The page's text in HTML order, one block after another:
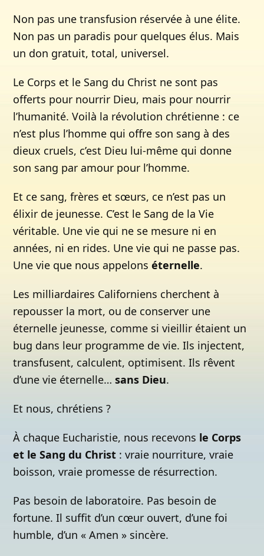
Non pas une transfusion réservée à une élite.
Non pas un paradis pour quelques élus. Mais
un don gratuit, total, universel.
Le Corps et le Sang du Christ ne sont pas
offerts pour nourrir Dieu, mais pour nourrir
l’humanité. Voilà la révolution chrétienne : ce
n’est plus l’homme qui offre son sang à des
dieux cruels, c’est Dieu lui-même qui donne
son sang par amour pour l’homme.
Et ce sang, frères et sœurs, ce n’est pas un
élixir de jeunesse. C’est le Sang de la Vie
véritable. Une vie qui ne se mesure ni en
années, ni en rides. Une vie qui ne passe pas.
Une vie que nous appelonséternelle.
Les milliardaires Californiens cherchent à
repousser la mort, ou de conserver une
éternelle jeunesse, comme si vieillir étaient un
bug dans leur programme de vie. Ils injectent,
transfusent, calculent, optimisent. Ils rêvent
d’une vie éternelle…sans Dieu.
Et nous, chrétiens ?
À chaque Eucharistie, nous recevons le Corps
et le Sang du Christ : vraie nourriture, vraie
boisson, vraie promesse de résurrection.
Pas besoin de laboratoire. Pas besoin de
fortune. Il suffit d’un cœur ouvert, d’une foi
humble, d’un « Amen » sincère.